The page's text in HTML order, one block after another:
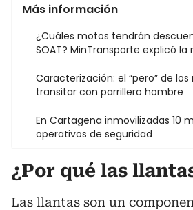
Más información
¿Cuáles motos tendrán
SOAT? MinTransporte explicó la
Caracterización: el “pero” de
transitar con parrillero hombre
En Cartagena inmovilizadas 10
operativos de seguridad
¿Por qué las
Las llantas son un